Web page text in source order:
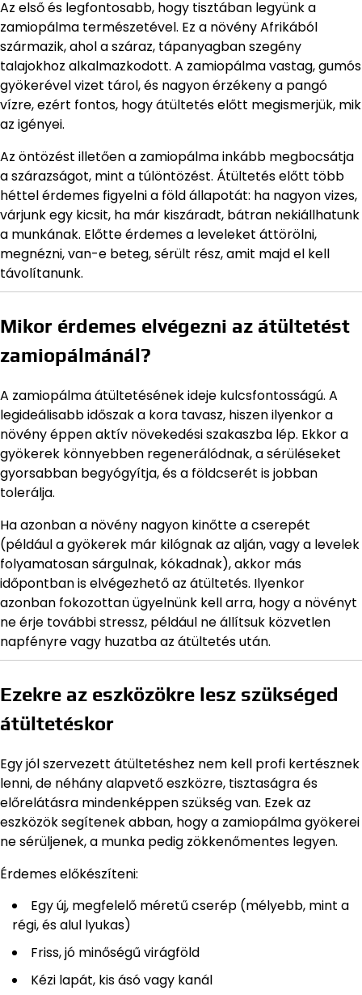
Az első és legfontosabb, hogy tisztában legyünk a
zamiopálma természetével. Ez a növény Afrikából
származik, ahol a száraz, tápanyagban szegény
talajokhoz alkalmazkodott. A zamiopálma vastag, gumós
gyökerével vizet tárol, és nagyon érzékeny a pangó
vízre, ezért fontos, hogy átültetés előtt megismerjük, mik
az igényei.
Az öntözést illetően a zamiopálma inkább megbocsátja
a szárazságot, mint a túlöntözést. Átültetés előtt több
héttel érdemes figyelni a föld állapotát: ha nagyon vizes,
várjunk egy kicsit, ha már kiszáradt, bátran nekiállhatunk
a munkának. Előtte érdemes a leveleket áttörölni,
megnézni, van-e beteg, sérült rész, amit majd el kell
távolítanunk.
Mikor érdemes elvégezni az átültetést
zamiopálmánál?
A zamiopálma átültetésének ideje kulcsfontosságú. A
legideálisabb időszak a kora tavasz, hiszen ilyenkor a
növény éppen aktív növekedési szakaszba lép. Ekkor a
gyökerek könnyebben regenerálódnak, a sérüléseket
gyorsabban begyógyítja, és a földcserét is jobban
tolerálja.
Ha azonban a növény nagyon kinőtte a cserepét
(például a gyökerek már kilógnak az alján, vagy a levelek
folyamatosan sárgulnak, kókadnak), akkor más
időpontban is elvégezhető az átültetés. Ilyenkor
azonban fokozottan ügyelnünk kell arra, hogy a növényt
ne érje további stressz, például ne állítsuk közvetlen
napfényre vagy huzatba az átültetés után.
Ezekre az eszközökre lesz szükséged
átültetéskor
Egy jól szervezett átültetéshez nem kell profi kertésznek
lenni, de néhány alapvető eszközre, tisztaságra és
előrelátásra mindenképpen szükség van. Ezek az
eszközök segítenek abban, hogy a zamiopálma gyökerei
ne sérüljenek, a munka pedig zökkenőmentes legyen.
Érdemes előkészíteni:
Egy új, megfelelő méretű cserép (mélyebb, mint a
régi, és alul lyukas)
Friss, jó minőségű virágföld
Kézi lapát, kis ásó vagy kanál